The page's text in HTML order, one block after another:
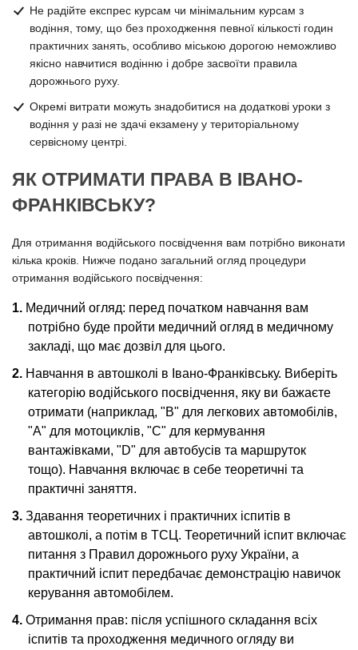
Не радійте експрес курсам чи мінімальним курсам з
водіння, тому, що без проходження певної кількості годин
практичних занять, особливо міською дорогою неможливо
якісно навчитися водінню і добре засвоїти правила
дорожнього руху.
Окремі витрати можуть знадобитися на додаткові уроки з
водіння у разі не здачі екзамену у територіальному
сервісному центрі.
ЯК ОТРИМАТИ ПРАВА В ІВАНО-
ФРАНКІВСЬКУ?
Для отримання водійського посвідчення вам потрібно виконати
кілька кроків. Нижче подано загальний огляд процедури
отримання водійського посвідчення:
Медичний огляд: перед початком навчання вам
потрібно буде пройти медичний огляд в медичному
закладі, що має дозвіл для цього.
Навчання в автошколі в Івано-Франківську. Виберіть
категорію водійського посвідчення, яку ви бажаєте
отримати (наприклад, "B" для легкових автомобілів,
"A" для мотоциклів, "C" для кермування
вантажівками, "D" для автобусів та маршруток
тощо). Навчання включає в себе теоретичні та
практичні заняття.
Здавання теоретичних і практичних іспитів в
автошколі, а потім в ТСЦ. Теоретичний іспит включає
питання з Правил дорожнього руху України, а
практичний іспит передбачає демонстрацію навичок
керування автомобілем.
Отримання прав: після успішного складання всіх
іспитів та проходження медичного огляду ви